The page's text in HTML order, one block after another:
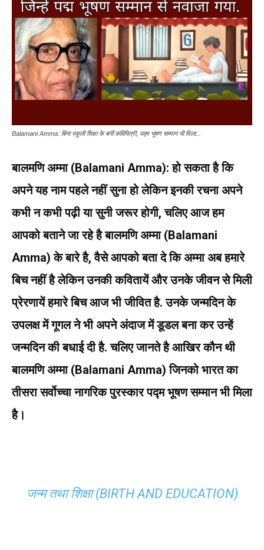
Balamani Amma: बिना स्कूली शिक्षा के बनीं कवियित्री, पद्म भूषण सम्मान भी मिला...
बालमणि अम्मा (Balamani Amma): हो सकता है कि
अपने यह नाम पहले नहीं सुना हो लेकिन इनकी रचना अपने
कभी न कभी पढ़ी या सुनी जरूर होगी, चलिए आज हम
आपको बताने जा रहे है बालमणि अम्मा (Balamani
Amma) के बारे है, वैसे आपको बता दे कि अम्मा अब हमारे
बिच नहीं है लेकिन उनकी कवितायें और उनके जीवन से मिली
प्रेरणायें हमारे बिच आज भी जीवित है. उनके जन्मदिन के
उपलक्ष में गूगल ने भी अपने अंदाज में डूडल बना कर उन्हें
जन्मदिन की बधाई दी है. चलिए जानते है आखिर कौन थी
बालमणि अम्मा (Balamani Amma) जिनको भारत का
तीसरा सर्वोच्चा नागरिक पुरस्कार पद्म भूषण सम्मान भी मिला
है।
जन्म तथा शिक्षा (BIRTH AND EDUCATION)